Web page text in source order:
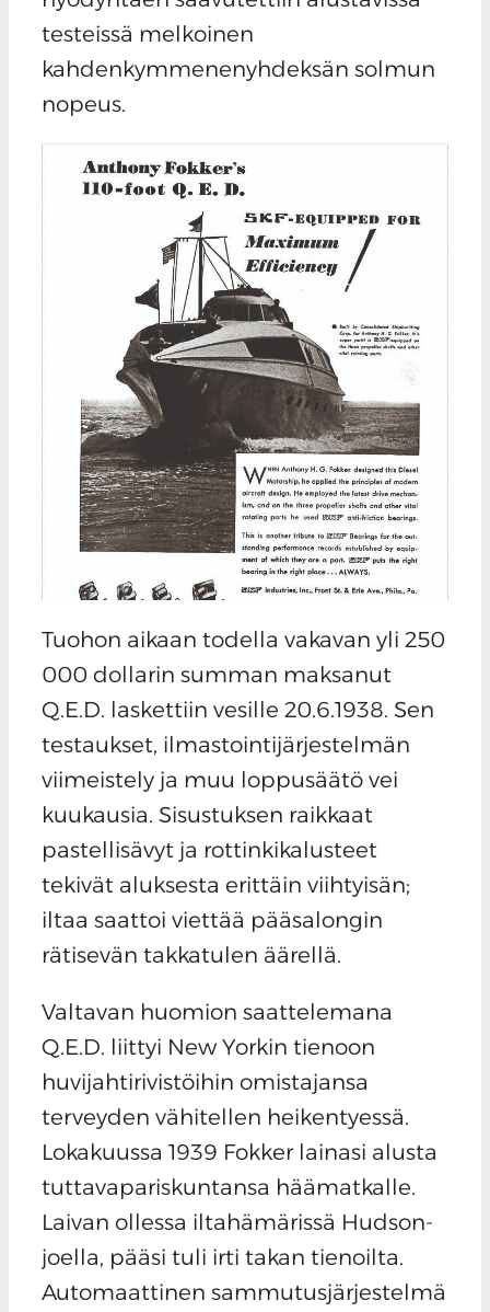
testeissä melkoinen
kahdenkymmenenyhdeksän solmun
nopeus.
Tuohon aikaan todella vakavan yli 250
000 dollarin summan maksanut
Q.E.D. laskettiin vesille 20.6.1938. Sen
testaukset, ilmastointijärjestelmän
viimeistely ja muu loppusäätö vei
kuukausia. Sisustuksen raikkaat
pastellisävyt ja rottinkikalusteet
tekivät aluksesta erittäin viihtyisän;
iltaa saattoi viettää pääsalongin
rätisevän takkatulen äärellä.
Valtavan huomion saattelemana
Q.E.D. liittyi New Yorkin tienoon
huvijahtirivistöihin omistajansa
terveyden vähitellen heikentyessä.
Lokakuussa 1939 Fokker lainasi alusta
tuttavapariskuntansa häämatkalle.
Laivan ollessa iltahämärissä Hudson-
joella, pääsi tuli irti takan tienoilta.
Automaattinen sammutusjärjestelmä